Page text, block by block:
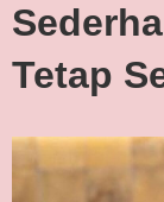
Tetap